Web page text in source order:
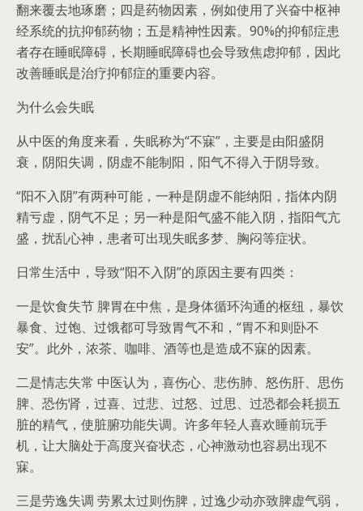
翻来覆去地琢磨；四是药物因素，例如使用了兴奋中枢神
经系统的抗抑郁药物；五是精神性因素。90%的抑郁症患
者存在睡眠障碍，长期睡眠障碍也会导致焦虑抑郁，因此
改善睡眠是治疗抑郁症的重要内容。
为什么会失眠
从中医的角度来看，失眠称为“不寐”，主要是由阳盛阴
衰，阴阳失调，阴虚不能制阳，阳气不得入于阴导致。
“阳不入阴”有两种可能，一种是阴虚不能纳阳，指体内阴
精亏虚，阴气不足；另一种是阳气盛不能入阴，指阳气亢
盛，扰乱心神，患者可出现失眠多梦、胸闷等症状。
日常生活中，导致“阳不入阴”的原因主要有四类：
一是饮食失节 脾胃在中焦，是身体循环沟通的枢纽，暴饮
暴食、过饱、过饿都可导致胃气不和，“胃不和则卧不
安”。此外，浓茶、咖啡、酒等也是造成不寐的因素。
二是情志失常 中医认为，喜伤心、悲伤肺、怒伤肝、思伤
脾、恐伤肾，过喜、过悲、过怒、过思、过恐都会耗损五
脏的精气，使脏腑功能失调。许多年轻人喜欢睡前玩手
机，让大脑处于高度兴奋状态，心神激动也容易出现不
寐。
三是劳逸失调 劳累太过则伤脾，过逸少动亦致脾虚气弱，